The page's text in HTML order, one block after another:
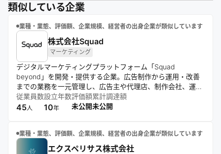
類似している企業
業種・業態、評価額、企業規模、経営者の出身企業が類似しています
株式会社Squad
マーケティング
デジタルマーケティングプラットフォーム「Squad
beyond」を開発・提供する企業。広告制作から運用・改善
までの業務を一元管理し、広告主や代理店、制作会社、運用
者が共同で利用できる共創型のSaaS型プラットフォームを
展開。デジタル広告業界の非効率や不透明性を解消し、健全
世界の創造に取り組んでいる。
従業員数
45人
設立年数
10年
評価額
未公開
累計調達額
未公開
業種・業態、評価額、企業規模、経営者の出身企業が類似しています
エクスペリサス株式会社